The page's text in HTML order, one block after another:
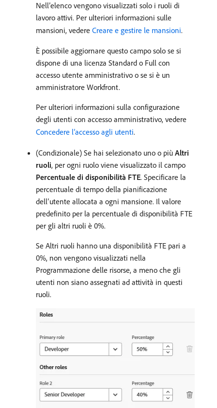
Nell’elenco vengono visualizzati solo i ruoli di
lavoro attivi. Per ulteriori informazioni sulle
mansioni, vedere Creare e gestire le mansioni.
È possibile aggiornare questo campo solo se si
dispone di una licenza Standard o Full con
accesso utente amministrativo o se si è un
amministratore Workfront.
Per ulteriori informazioni sulla configurazione
degli utenti con accesso amministrativo, vedere
Concedere l’accesso agli utenti.
(Condizionale) Se hai selezionato uno o più Altri
ruoli, per ogni ruolo viene visualizzato il campo
Percentuale di disponibilità FTE. Specificare la
percentuale di tempo della pianificazione
dell’utente allocata a ogni mansione. Il valore
predefinito per la percentuale di disponibilità FTE
per gli altri ruoli è 0%.
Se Altri ruoli hanno una disponibilità FTE pari a
0%, non vengono visualizzati nella
Programmazione delle risorse, a meno che gli
utenti non siano assegnati ad attività in questi
ruoli.